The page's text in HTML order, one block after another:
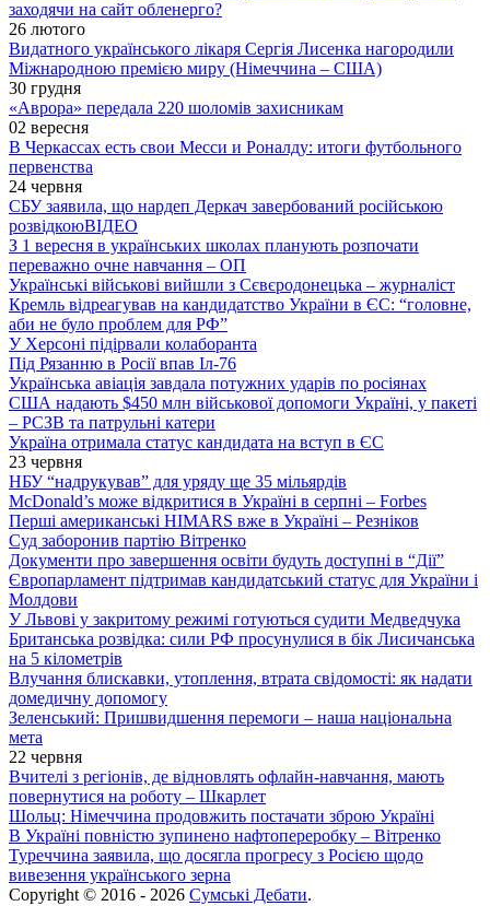
заходячи на сайт обленерго?
26 лютого
Видатного українського лікаря Сергія Лисенка нагородили
Міжнародною премією миру (Німеччина – США)
30 грудня
«Аврора» передала 220 шоломів захисникам
02 вересня
В Черкассах есть свои Месси и Роналду: итоги футбольного
первенства
24 червня
СБУ заявила, що нардеп Деркач завербований російською
розвідкоюВІДЕО
З 1 вересня в українських школах планують розпочати
переважно очне навчання – ОП
Українські військові вийшли з Сєвєродонецька – журналіст
Кремль відреагував на кандидатство України в ЄС: “головне,
аби не було проблем для РФ”
У Херсоні підірвали колаборанта
Під Рязанню в Росії впав Іл-76
Українська авіація завдала потужних ударів по росіянах
США надають $450 млн військової допомоги Україні, у пакеті
– РСЗВ та патрульні катери
Україна отримала статус кандидата на вступ в ЄС
23 червня
НБУ “надрукував” для уряду ще 35 мільярдів
McDonald’s може відкритися в Україні в серпні – Forbes
Перші американські HIMARS вже в Україні – Резніков
Суд заборонив партію Вітренко
Документи про завершення освіти будуть доступні в “Дії”
Європарламент підтримав кандидатський статус для України і
Молдови
У Львові у закритому режимі готуються судити Медведчука
Британська розвідка: сили РФ просунулися в бік Лисичанська
на 5 кілометрів
Влучання блискавки, утоплення, втрата свідомості: як надати
домедичну допомогу
Зеленський: Пришвидшення перемоги – наша національна
мета
22 червня
Вчителі з регіонів, де відновлять офлайн-навчання, мають
повернутися на роботу – Шкарлет
Шольц: Німеччина продовжить постачати зброю Україні
В Україні повністю зупинено нафтопереробку – Вітренко
Туреччина заявила, що досягла прогресу з Росією щодо
вивезення українського зерна
Copyright © 2016 - 2026 Сумські Дебати.